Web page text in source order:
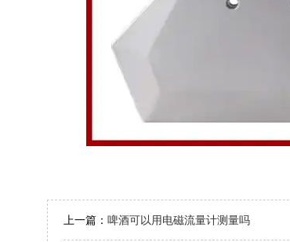
上一篇： 啤酒可以用电磁流量计测量吗